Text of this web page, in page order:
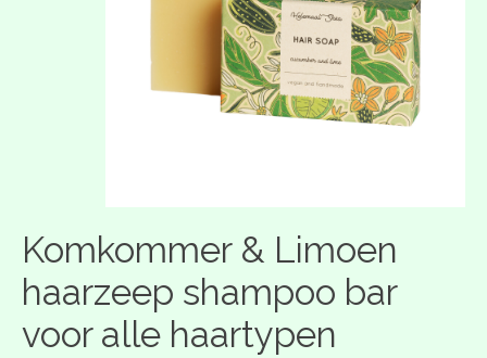
Komkommer & Limoen
haarzeep shampoo bar
voor alle haartypen